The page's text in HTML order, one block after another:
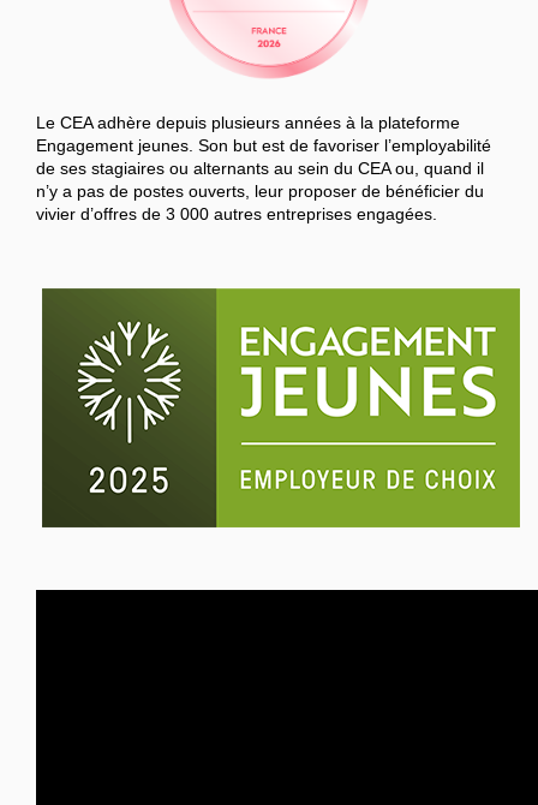
Le CEA adhère depuis plusieurs années à la plateforme
Engagement jeunes. Son but est de favoriser l’employabilité
de ses stagiaires ou alternants au sein du CEA ou, quand il
n’y a pas de postes ouverts, leur proposer de bénéficier du
vivier d’offres de 3 000 autres entreprises engagées.